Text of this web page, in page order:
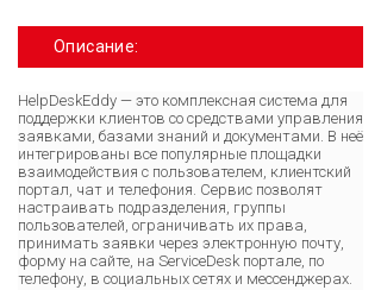
Описание:
HelpDeskEddy — это комплексная система для
поддержки клиентов со средствами управления
заявками, базами знаний и документами. В неё
интегрированы все популярные площадки
взаимодействия с пользователем, клиентский
портал, чат и телефония. Сервис позволят
настраивать подразделения, группы
пользователей, ограничивать их права,
принимать заявки через электронную почту,
форму на сайте, на ServiceDesk портале, по
телефону, в социальных сетях и мессенджерах.